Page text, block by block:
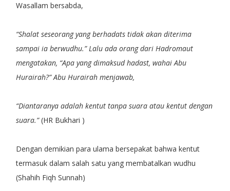
Wasallam bersabda,
“Shalat seseorang yang berhadats tidak akan diterima
sampai ia berwudhu.” Lalu ada orang dari Hadromaut
mengatakan, “Apa yang dimaksud hadast, wahai Abu
Hurairah?” Abu Hurairah menjawab,
“Diantaranya adalah kentut tanpa suara atau kentut dengan
suara.”(HR Bukhari )
Dengan demikian para ulama bersepakat bahwa kentut
termasuk dalam salah satu yang membatalkan wudhu
(Shahih Fiqh Sunnah)